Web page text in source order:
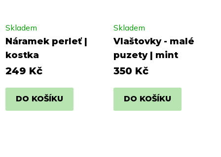
Náramek perleť |
kostka
Skladem
249 Kč
DO KOŠÍKU
Vlaštovky - malé
puzety | mint
Skladem
350 Kč
DO KOŠÍKU